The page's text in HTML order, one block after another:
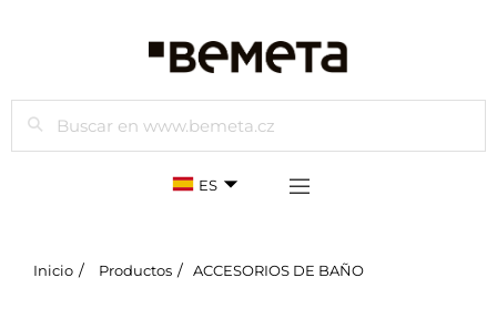
Buscar
ES
Inicio Productos ACCESORIOS DE BAÑO